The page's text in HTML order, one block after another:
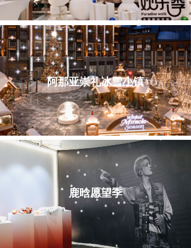
阿那亚崇礼冰雪小镇
鹿晗愿望季